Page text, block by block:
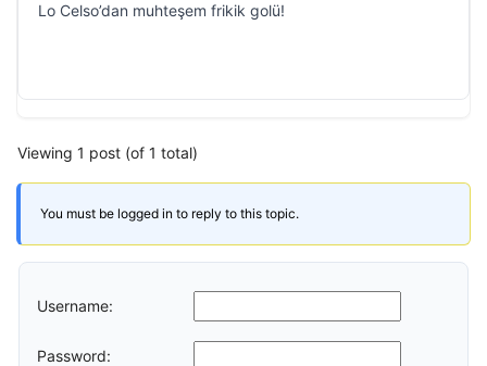
Lo Celso’dan muhteşem frikik golü!
Viewing 1 post (of 1 total)
You must be logged in to reply to this topic.
Username:
Password: